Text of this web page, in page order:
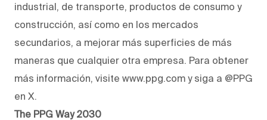
industrial, de transporte, productos de consumo y
construcción, así como en los mercados
secundarios, a mejorar más superficies de más
maneras que cualquier otra empresa. Para obtener
más información, visite www.ppg.com y siga a @PPG
en X.
The PPG Way 2030